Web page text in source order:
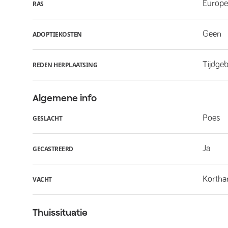
RAS
ADOPTIEKOSTEN Geen
REDEN HERPLAATSING
Algemene info
GESLACHT Poes
GECASTREERD Ja
VACHT
Thuissituatie